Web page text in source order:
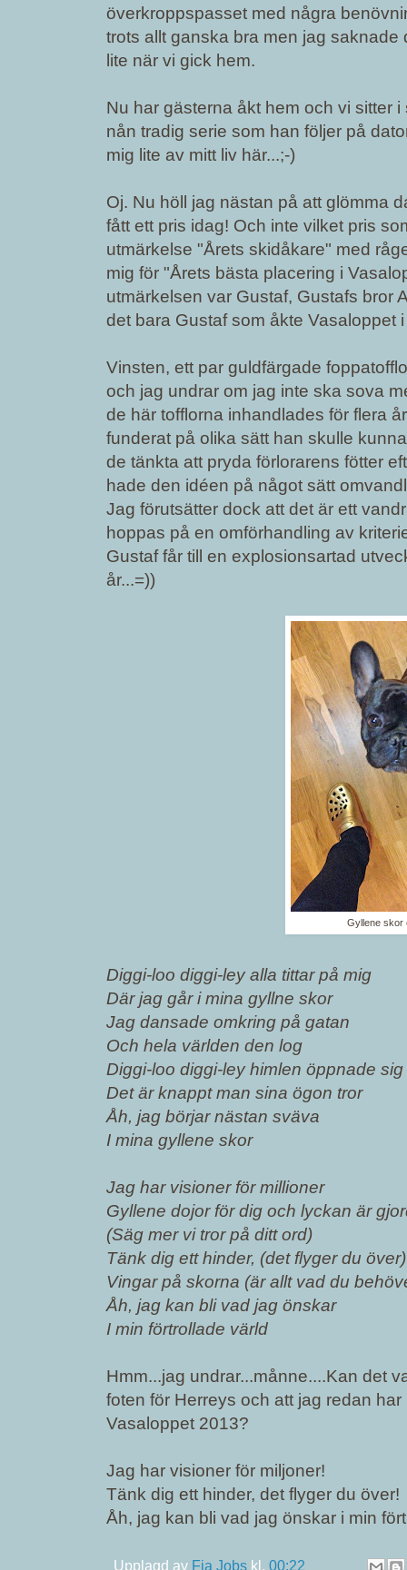
överkroppspasset med några
trots allt ganska bra men jag
lite när vi gick hem.
Nu har gästerna åkt hem och vi sitter
nån tradig serie som han följer på
mig lite av mitt liv här...;-)
Oj. Nu höll jag nästan på att glömma
fått ett pris idag! Och inte vilket pris
utmärkelse "Årets skidåkare" med
mig för "Årets bästa placering i
utmärkelsen var Gustaf, Gustafs bror
det bara Gustaf som åkte Vasaloppet i
Vinsten, ett par guldfärgade
och jag undrar om jag inte ska sova
de här tofflorna inhandlades för flera
funderat på olika sätt han skulle
de tänkta att pryda förlorarens fötter
hade den idéen på något sätt
Jag förutsätter dock att det är ett
hoppas på en omförhandling av
Gustaf får till en explosionsartad
år...=))
Gyllene skor
Diggi-loo diggi-ley alla tittar på mig
Där jag går i mina gyllne skor
Jag dansade omkring på gatan
Och hela världen den log
Diggi-loo diggi-ley himlen öppnade sig
Det är knappt man sina ögon tror
Åh, jag börjar nästan sväva
I mina gyllene skor
Jag har visioner för millioner
Gyllene dojor för dig och lyckan är
(Säg mer vi tror på ditt ord)
Tänk dig ett hinder, (det flyger du över)
Vingar på skorna (är allt vad du
Åh, jag kan bli vad jag önskar
I min förtrollade värld
Hmm...jag undrar...månne....Kan det
foten för Herreys och att jag redan
Vasaloppet 2013?
Jag har visioner för miljoner!
Tänk dig ett hinder, det flyger du över!
Åh, jag kan bli vad jag önskar i min
Upplagd av Fia Jobs kl. 00:22